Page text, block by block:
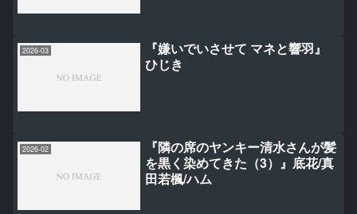
2026-03
『嫌いでいさせて マネと響羽』
ひじき
2026-02
『隣の席のヤンキー清水さんが髪
を黒く染めてきた（3）』底花/真
田若楓/ハム